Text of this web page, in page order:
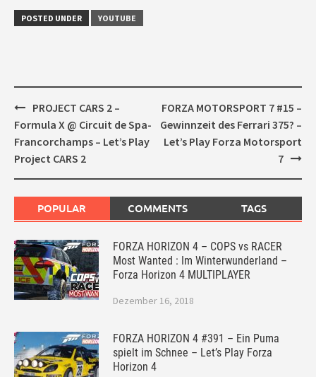
POSTED UNDER YOUTUBE
Post
navigation
PROJECT CARS 2 –
Formula X @ Circuit de Spa-
Francorchamps – Let’s Play
Project CARS 2
FORZA MOTORSPORT 7 #15 –
Gewinnzeit des Ferrari 375? –
Let’s Play Forza Motorsport
7
POPULAR COMMENTS TAGS
FORZA HORIZON 4 – COPS vs RACER
Most Wanted : Im Winterwunderland –
Forza Horizon 4 MULTIPLAYER
Dezember 16, 2018
FORZA HORIZON 4 #391 – Ein Puma
spielt im Schnee – Let’s Play Forza
Horizon 4